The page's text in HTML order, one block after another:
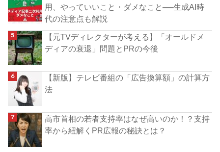
用、やっていいこと・ダメなこと──生成AI時
代の注意点も解説
【元TVディレクターが考える】「オールドメ
ディアの衰退」問題とPRの今後
【新版】テレビ番組の「広告換算額」の計算方
法
高市首相の若者支持率はなぜ高いのか！？支持
率から紐解くPR広報の秘訣とは？